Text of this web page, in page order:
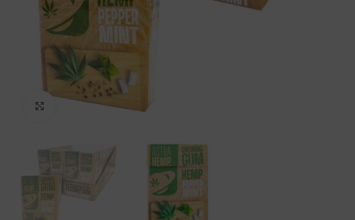
Click to enlarge